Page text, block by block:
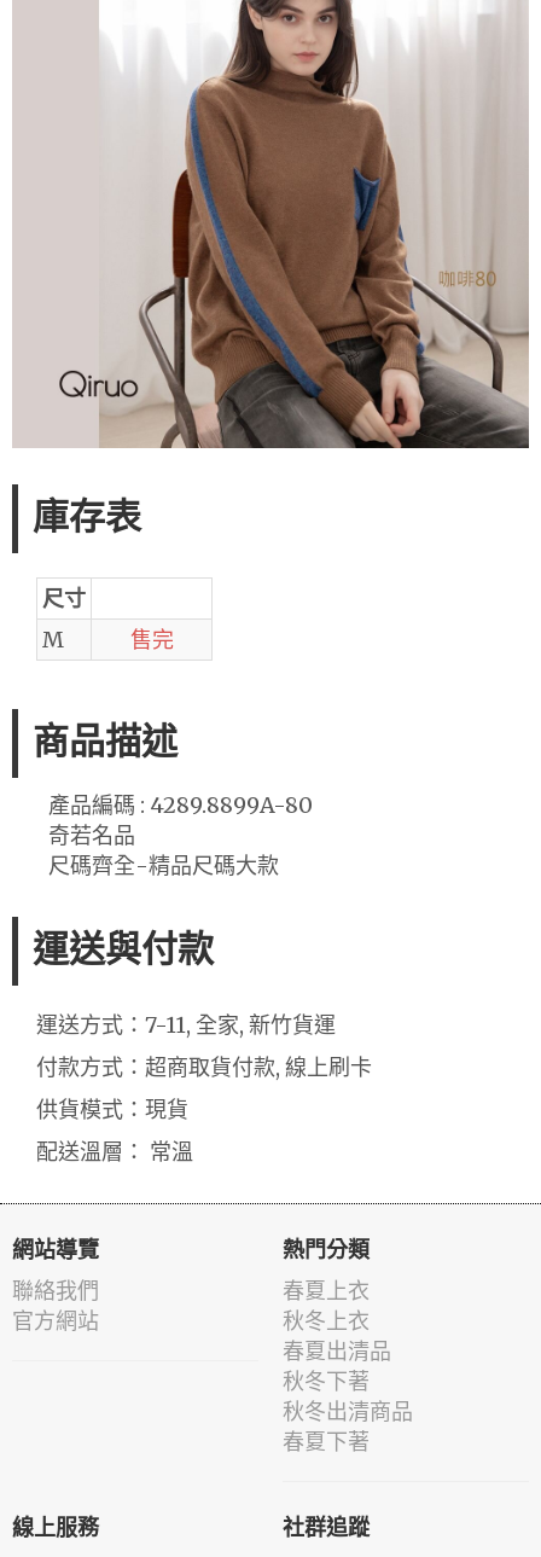
庫存表
尺寸
M
售完
商品描述
產品編碼 : 4289.8899A-80
奇若名品
尺碼齊全-精品尺碼大款
運送與付款
運送方式：7-11, 全家, 新竹貨運
付款方式：超商取貨付款, 線上刷卡
供貨模式：現貨
配送溫層： 常溫
網站導覽
聯絡我們
官方網站
熱門分類
春夏上衣
秋冬上衣
春夏出清品
秋冬下著
秋冬出清商品
春夏下著
線上服務 社群追蹤